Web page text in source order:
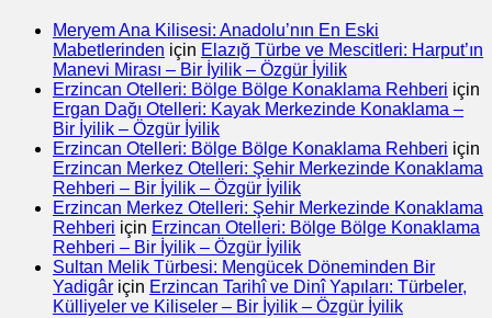
Meryem Ana Kilisesi: Anadolu’nın En Eski
Mabetlerinden için Elazığ Türbe ve Mescitleri: Harput’ın
Manevi Mirası – Bir İyilik – Özgür İyilik
Erzincan Otelleri: Bölge Bölge Konaklama Rehberi için
Ergan Dağı Otelleri: Kayak Merkezinde Konaklama –
Bir İyilik – Özgür İyilik
Erzincan Otelleri: Bölge Bölge Konaklama Rehberi için
Erzincan Merkez Otelleri: Şehir Merkezinde Konaklama
Rehberi – Bir İyilik – Özgür İyilik
Erzincan Merkez Otelleri: Şehir Merkezinde Konaklama
Rehberi için Erzincan Otelleri: Bölge Bölge Konaklama
Rehberi – Bir İyilik – Özgür İyilik
Sultan Melik Türbesi: Mengücek Döneminden Bir
Yadigâr için Erzincan Tarihî ve Dinî Yapıları: Türbeler,
Külliyeler ve Kiliseler – Bir İyilik – Özgür İyilik